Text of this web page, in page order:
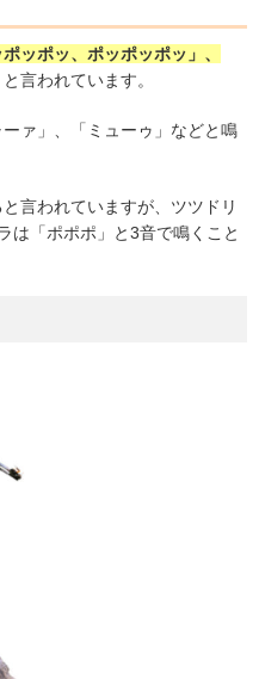
ポッポッ、ポッポッポッ」、
言われています。
ァ」、「ミューゥ」などと鳴
言われていますが、ツツドリ
は「ポポポ」と3音で鳴くこと